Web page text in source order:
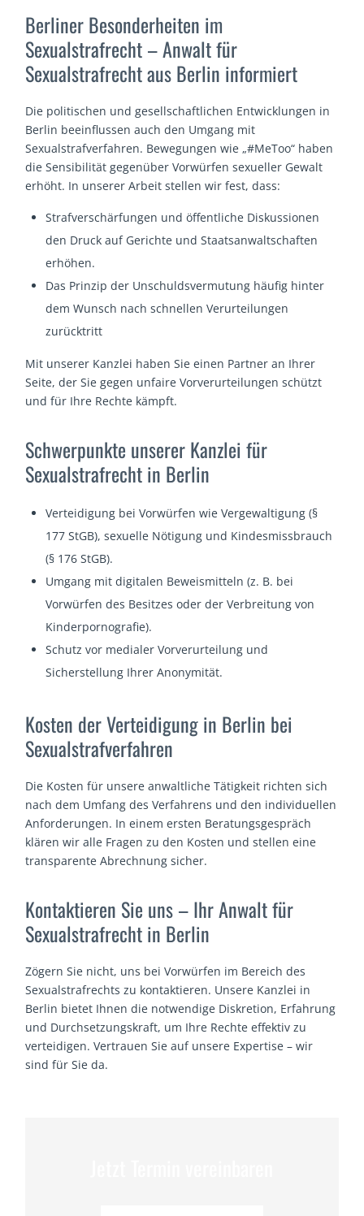
Berliner Besonderheiten im
Sexualstrafrecht – Anwalt für
Sexualstrafrecht aus Berlin informiert
Die politischen und gesellschaftlichen Entwicklungen in
Berlin beeinflussen auch den Umgang mit
Sexualstrafverfahren. Bewegungen wie „#MeToo“ haben
die Sensibilität gegenüber Vorwürfen sexueller Gewalt
erhöht. In unserer Arbeit stellen wir fest, dass:
Strafverschärfungen und öffentliche Diskussionen
den Druck auf Gerichte und Staatsanwaltschaften
erhöhen.
Das Prinzip der Unschuldsvermutung häufig hinter
dem Wunsch nach schnellen Verurteilungen
zurücktritt
Mit unserer Kanzlei haben Sie einen Partner an Ihrer
Seite, der Sie gegen unfaire Vorverurteilungen schützt
und für Ihre Rechte kämpft.
Schwerpunkte unserer Kanzlei für
Sexualstrafrecht in Berlin
Verteidigung bei Vorwürfen wie Vergewaltigung (§
177 StGB), sexuelle Nötigung und Kindesmissbrauch
(§ 176 StGB).
Umgang mit digitalen Beweismitteln (z. B. bei
Vorwürfen des Besitzes oder der Verbreitung von
Kinderpornografie).
Schutz vor medialer Vorverurteilung und
Sicherstellung Ihrer Anonymität.
Kosten der Verteidigung in Berlin bei
Sexualstrafverfahren
Die Kosten für unsere anwaltliche Tätigkeit richten sich
nach dem Umfang des Verfahrens und den individuellen
Anforderungen. In einem ersten Beratungsgespräch
klären wir alle Fragen zu den Kosten und stellen eine
transparente Abrechnung sicher.
Kontaktieren Sie uns – Ihr Anwalt für
Sexualstrafrecht in Berlin
Zögern Sie nicht, uns bei Vorwürfen im Bereich des
Sexualstrafrechts zu kontaktieren. Unsere Kanzlei in
Berlin bietet Ihnen die notwendige Diskretion, Erfahrung
und Durchsetzungskraft, um Ihre Rechte effektiv zu
verteidigen. Vertrauen Sie auf unsere Expertise – wir
sind für Sie da.